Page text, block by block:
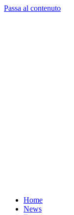
Passa al contenuto
Home
News